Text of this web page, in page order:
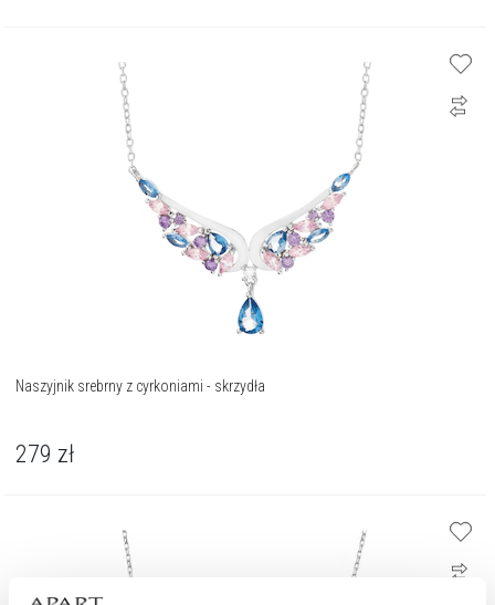
Naszyjnik srebrny z cyrkoniami - skrzydła
279 zł